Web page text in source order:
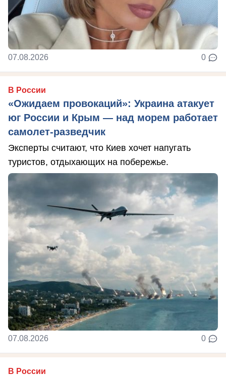
07.08.2026 0
В России
«Ожидаем провокаций»: Украина атакует
юг России и Крым — над морем работает
самолет-разведчик
Эксперты считают, что Киев хочет напугать
туристов, отдыхающих на побережье.
07.08.2026 0
В России